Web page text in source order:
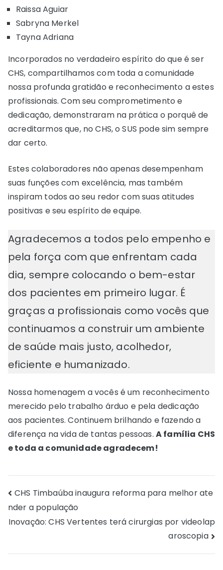
Raissa Aguiar
Sabryna Merkel
Tayna Adriana
Incorporados no verdadeiro espírito do que é ser
CHS, compartilhamos com toda a comunidade
nossa profunda gratidão e reconhecimento a estes
profissionais. Com seu comprometimento e
dedicação, demonstraram na prática o porquê de
acreditarmos que, no CHS, o SUS pode sim sempre
dar certo.
Estes colaboradores não apenas desempenham
suas funções com excelência, mas também
inspiram todos ao seu redor com suas atitudes
positivas e seu espírito de equipe.
Agradecemos a todos pelo empenho e
pela força com que enfrentam cada
dia, sempre colocando o bem-estar
dos pacientes em primeiro lugar. É
graças a profissionais como vocês que
continuamos a construir um ambiente
de saúde mais justo, acolhedor,
eficiente e humanizado.
Nossa homenagem a vocês é um reconhecimento
merecido pelo trabalho árduo e pela dedicação
aos pacientes. Continuem brilhando e fazendo a
diferença na vida de tantas pessoas. A família CHS
e toda a comunidade agradecem!
Navegação
de
CHS Timbaúba inaugura reforma para melhor ate
nder a população
Inovação: CHS Vertentes terá cirurgias por videolap
aroscopia